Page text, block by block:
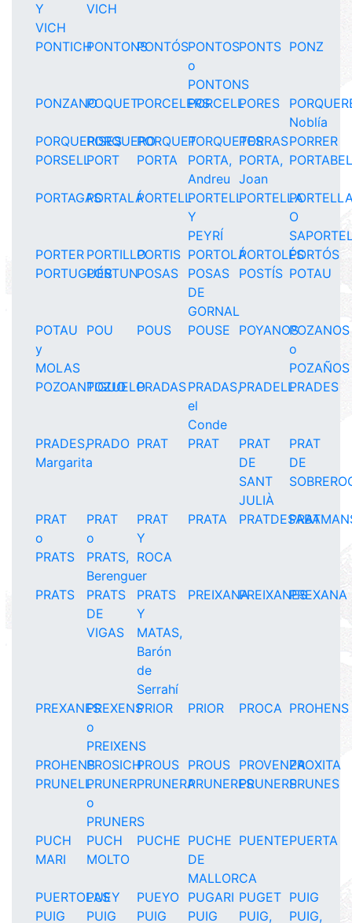
Y
VICH
VICH
PONTICHPONTONSPONTÓSPONTOS
o
PONTONS
PONTS PONZ
PONZANOPOQUETPORCELERSPORCELLPORES
Noblía
PORQUERISESPORQUEROPORQUETPORQUETESPORRASPORRER
PORSELLPORT PORTA
PORTA,
Andreu
PORTA,
Joan
PORTAGASPORTALÁPORTELLPORTELL
Y
PEYRÍ
PORTELLA
O
PORTER PORTILLOPORTIS PORTOLÁPORTOLÉSPORTÓS
PORTUGUÉSPORTUNPOSAS
POSAS
DE
GORNAL
POSTÍS POTAU
POTAU
y
MOLAS
POU POUS POUSE POYANOSPOZANOS
o
POZAÑOS
POZOANTIGUO
POZUELOPRADASPRADAS,
el
Conde
PRADELLPRADES
PRADES,
Margarita
PRADO PRAT PRAT
PRAT
DE
SANT
JULIÀ
PRAT
DE
PRAT
o
PRATS
PRAT
o
PRATS,
Berenguer
PRAT
Y
ROCA
PRATA PRATDESABA
PRATS
PRATS
DE
VIGAS
PRATS
Y
MATAS,
Barón
de
Serrahí
PREIXANAPREIXANESPREXANA
PREXANESPREXENS
o
PREIXENS
PRIOR PRIOR PROCA PROHENS
PROHENSPROSICHPROUS PROUS PROVENZAPROXITA
PRUNELLPRUNER
o
PRUNERS
PRUNERAPRUNERESPRUNERSPRUNES
PUCH
MARI
PUCH
MOLTO
PUCHE PUCHE
DE
MALLORCA
PUENTEPUERTA
PUERTOLAS
PUEY PUEYO PUGARI PUGET PUIG
PUIG
PUIG PUIG PUIG PUIG, PUIG,